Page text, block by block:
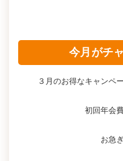
今月がチ
３月のお得なキャンペ
初回年会
お急